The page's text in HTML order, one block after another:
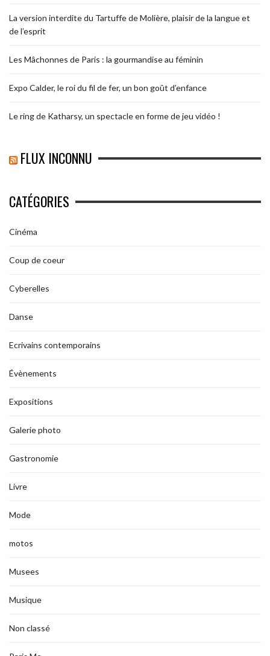
La version interdite du Tartuffe de Molière, plaisir de la langue et
de l’esprit
Les Mâchonnes de Paris : la gourmandise au féminin
Expo Calder, le roi du fil de fer, un bon goût d’enfance
Le ring de Katharsy, un spectacle en forme de jeu vidéo !
FLUX INCONNU
CATÉGORIES
Cinéma
Coup de coeur
Cyberelles
Danse
Ecrivains contemporains
Évènements
Expositions
Galerie photo
Gastronomie
Livre
Mode
motos
Musees
Musique
Non classé